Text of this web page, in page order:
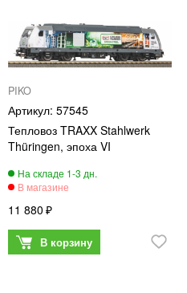
PIKO
57545
Тепловоз TRAXX Stahlwerk
Thüringen, эпоха VI
11 880